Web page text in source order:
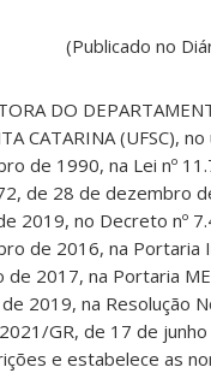
(Publicado no
DO
CATARINA (UFSC),
de 1990, na Lei nº
de 28 de dezembro
2019, no Decreto nº
de 2016, na Portaria
de 2017, na Portaria
2019, na Resolução
GR, de 17 de
e estabelece as